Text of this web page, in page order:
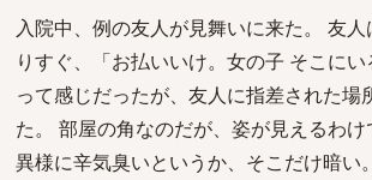
入院中、例の友人が見舞いに来た。 友
りすぐ、「お払いいけ。女の子 そこにい
って感じだったが、友人に指差された場
た。 部屋の角なのだが、姿が見えるわけ
異様に辛気臭いというか、そこだけ暗い